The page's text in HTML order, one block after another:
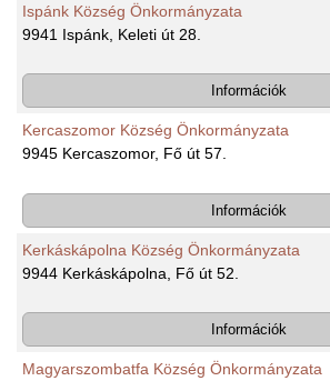
Ispánk Község Önkormányzata
9941 Ispánk, Keleti út 28.
Információk
Kercaszomor Község Önkormányzata
9945 Kercaszomor, Fő út 57.
Információk
Kerkáskápolna Község Önkormányzata
9944 Kerkáskápolna, Fő út 52.
Információk
Magyarszombatfa Község Önkormányzata